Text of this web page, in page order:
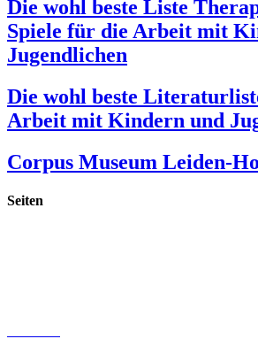
Die wohl beste Liste
Spiele für die Arbeit mit
Jugendlichen
Die wohl beste
Arbeit mit Kindern und
Corpus Museum Leiden-
Seiten